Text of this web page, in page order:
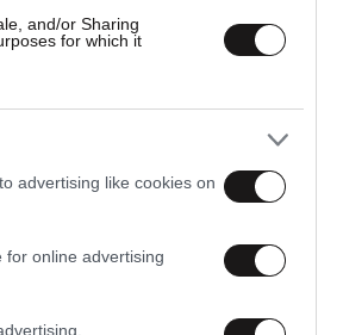
and/or Sharing
for which it
advertising like cookies on
for online advertising